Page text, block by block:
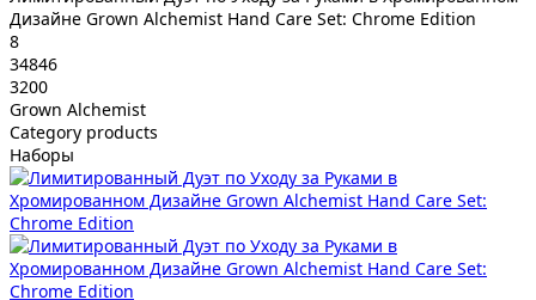
Дизайне Grown Alchemist Hand Care Set: Chrome Edition
8
34846
3200
Grown Alchemist
Category products
Наборы